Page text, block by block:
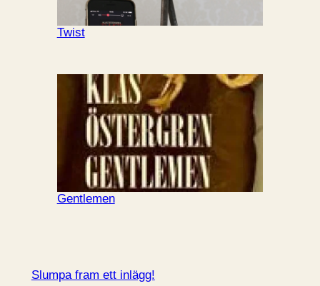
Twist
Gentlemen
Slumpa fram ett inlägg!